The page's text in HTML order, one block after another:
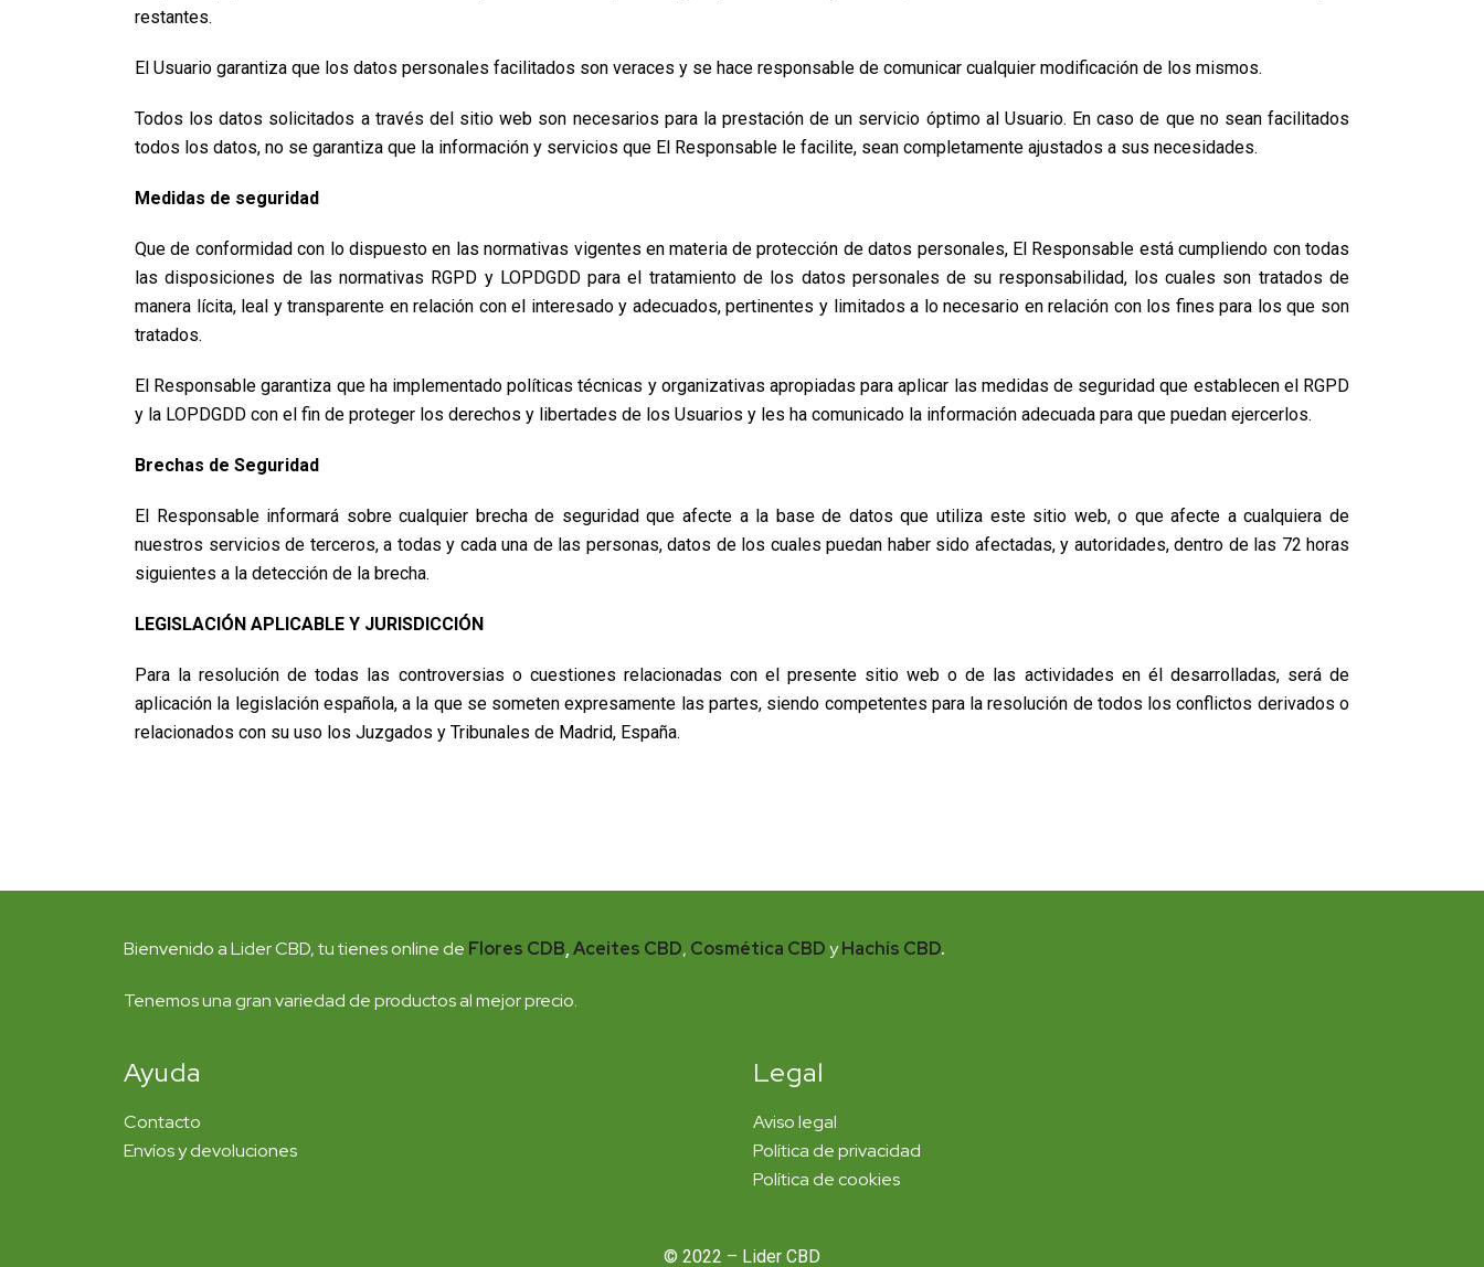
restantes.
El Usuario garantiza que los datos personales facilitados son veraces y se hace responsable de comunicar cualquier modificación de los mismos.
Todos los datos solicitados a través del sitio web son necesarios para la prestación de un servicio óptimo al Usuario. En caso de que no sean facilitados
todos los datos, no se garantiza que la información y servicios que El Responsable le facilite, sean completamente ajustados a sus necesidades.
Medidas de seguridad
Que de conformidad con lo dispuesto en las normativas vigentes en materia de protección de datos personales, El Responsable está cumpliendo con todas
las disposiciones de las normativas RGPD y LOPDGDD para el tratamiento de los datos personales de su responsabilidad, los cuales son tratados de
manera lícita, leal y transparente en relación con el interesado y adecuados, pertinentes y limitados a lo necesario en relación con los fines para los que son
tratados.
El Responsable garantiza que ha implementado políticas técnicas y organizativas apropiadas para aplicar las medidas de seguridad que establecen el RGPD
y la LOPDGDD con el fin de proteger los derechos y libertades de los Usuarios y les ha comunicado la información adecuada para que puedan ejercerlos.
Brechas de Seguridad
El Responsable informará sobre cualquier brecha de seguridad que afecte a la base de datos que utiliza este sitio web, o que afecte a cualquiera de
nuestros servicios de terceros, a todas y cada una de las personas, datos de los cuales puedan haber sido afectadas, y autoridades, dentro de las 72 horas
siguientes a la detección de la brecha.
LEGISLACIÓN APLICABLE Y JURISDICCIÓN
Para la resolución de todas las controversias o cuestiones relacionadas con el presente sitio web o de las actividades en él desarrolladas, será de
aplicación la legislación española, a la que se someten expresamente las partes, siendo competentes para la resolución de todos los conflictos derivados o
relacionados con su uso los Juzgados y Tribunales de Madrid, España.
Bienvenido a Lider CBD, tu tienes online de Flores CDB,Aceites CBD, Cosmética CBDyHachís CBD.
Tenemos una gran variedad de productos al mejor precio.
Ayuda
Contacto
Envíos y devoluciones
Legal
Aviso legal
Política de privacidad
Política de cookies
© 2022 – Lider CBD